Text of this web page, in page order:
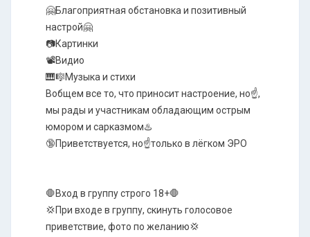
🤗Благоприятная обстановка и позитивный
настрой🤗
📷Картинки
📽️Видио
🎹🎼Музыка и стихи
Вобщем все то, что приносит настроение, но☝️,
мы рады и участникам обладающим острым
юмором и сарказмом♨️
🔞Приветствуется, но☝️только в лёгком ЭРО
🛑Вход в группу строго 18+🛑
💢При входе в группу, скинуть голосовое
приветствие, фото по желанию💢